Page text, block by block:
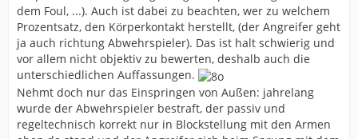
dem Foul, ...). Auch ist dabei zu beachten, wer zu welchem
Prozentsatz, den Körperkontakt herstellt, (der Angreifer geht
ja auch richtung Abwehrspieler). Das ist halt schwierig und
vor allem nicht objektiv zu bewerten, deshalb auch die
unterschiedlichen Auffassungen.
Nehmt doch nur das Einspringen von Außen: jahrelang
wurde der Abwehrspieler bestraft, der passiv und
regeltechnisch korrekt nur in Blockstellung mit den Armen